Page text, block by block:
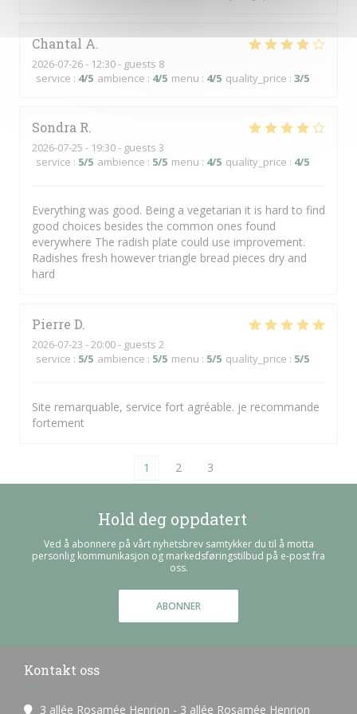
Chantal A
2026-07-26- 12:30 - guests 8
service : 4/5 ambience : 4/5 menu : 4/5 quality_price : 3/5
Sondra R
2026-07-25 - 19:30 - guests 3
service : 5/5 ambience : 5/5 menu : 4/5 quality_price : 4/5
Everything was good. Being a vegetarian it is hard to find
good choices besides the common ones found
everywhere The radish plate could use improvement.
Radishes fresh however triangle bread pieces dry and
hard
Pierre D
2026-07-23 - 20:00 - guests 2
service : 5/5 ambience : 5/5 menu : 5/5 quality_price : 5/5
Site remarquable, service fort agréable. je recommande
fortement
1 2 3
Hold deg oppdatert
Ved å abonnere på vårt nyhetsbrev samtykker du til å motta
personlig kommunikasjon og markedsføringstilbud på e-post fra
oss.
ABONNER
Kontakt oss
3 allée Rosamée Henrion - 3 allée Rosamée Henrion